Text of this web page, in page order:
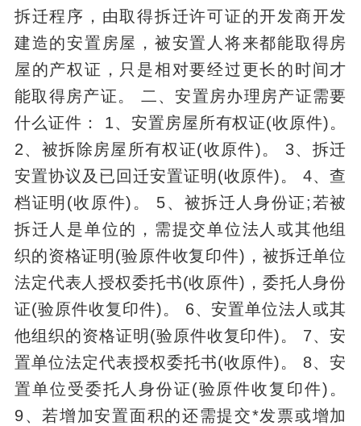
拆迁程序，由取得拆迁许可证的开发商开发
建造的安置房屋，被安置人将来都能取得房
屋的产权证，只是相对要经过更长的时间才
能取得房产证。 二、安置房办理房产证需要
什么证件： 1、安置房屋所有权证(收原件)。
2、被拆除房屋所有权证(收原件)。 3、拆迁
安置协议及已回迁安置证明(收原件)。 4、查
档证明(收原件)。 5、被拆迁人身份证;若被
拆迁人是单位的，需提交单位法人或其他组
织的资格证明(验原件收复印件)，被拆迁单位
法定代表人授权委托书(收原件)，委托人身份
证(验原件收复印件)。 6、安置单位法人或其
他组织的资格证明(验原件收复印件)。 7、安
置单位法定代表授权委托书(收原件)。 8、安
置单位受委托人身份证(验原件收复印件)。
9、若增加安置面积的还需提交*发票或增加